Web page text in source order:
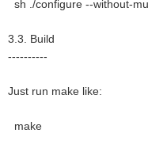
sh ./configure --without-
3.3. Build
----------
Just run make like:
make